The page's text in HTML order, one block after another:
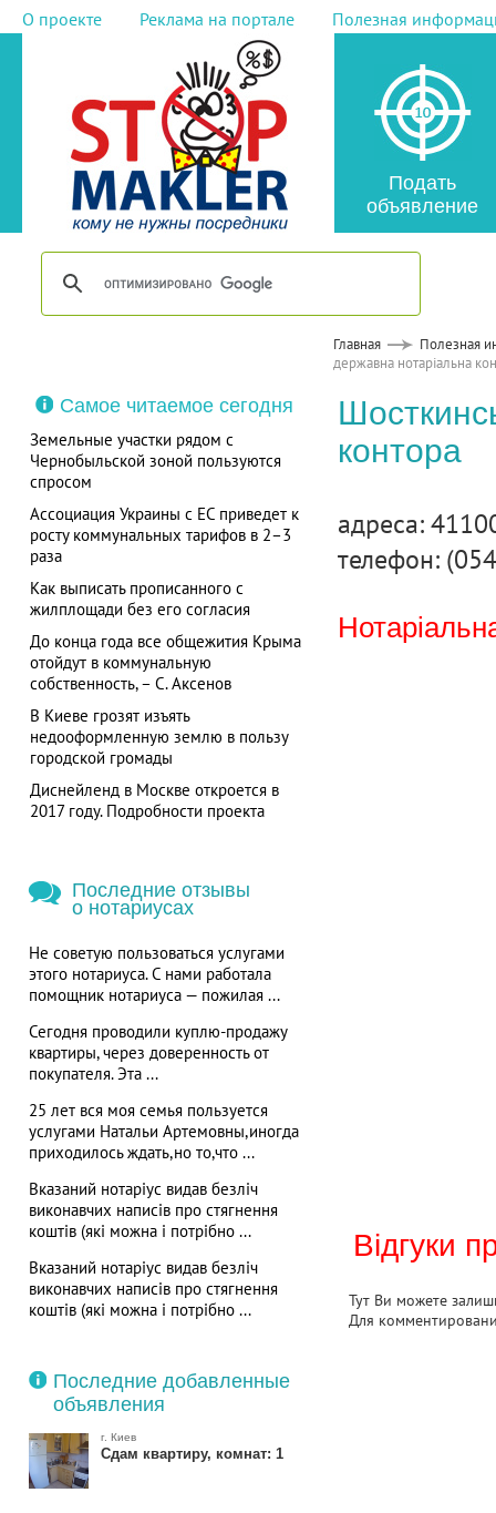
О проекте Реклама на портале Полезная
Подать
объявление
Главная
Полезная
державна нотаріальна
Самое читаемое сегодня
Земельные участки рядом с
Чернобыльской зоной пользуются
спросом
Ассоциация Украины с ЕС приведет к
росту коммунальных тарифов в 2–3
раза
Как выписать прописанного с
жилплощади без его согласия
До конца года все общежития Крыма
отойдут в коммунальную
собственность, – С. Аксенов
В Киеве грозят изъять
недооформленную землю в пользу
городской громады
Диснейленд в Москве откроется в
2017 году. Подробности проекта
Последние отзывы
о нотариусах
Не советую пользоваться услугами
этого нотариуса. С нами работала
помощник нотариуса — пожилая ...
Сегодня проводили куплю-продажу
квартиры, через доверенность от
покупателя. Эта ...
25 лет вся моя семья пользуется
услугами Натальи Артемовны,иногда
приходилось ждать,но то,что ...
Вказаний нотаріус видав безліч
виконавчих написів про стягнення
коштів (які можна і потрібно ...
Вказаний нотаріус видав безліч
виконавчих написів про стягнення
коштів (які можна і потрібно ...
Последние добавленные
объявления
г. Киев
Сдам квартиру, комнат: 1
контора
адреса:
телефон:
Відгуки
Тут Ви можете
Для